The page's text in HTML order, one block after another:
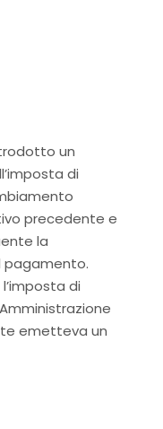
un
di
precedente e
la
pagamento.
di
emetteva un